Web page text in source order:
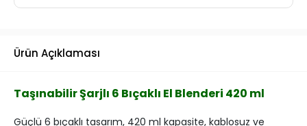
Ürün Açıklaması
Taşınabilir Şarjlı 6 Bıçaklı El Blenderi 420 ml
Güçlü 6 bıçaklı tasarım, 420 ml kapasite, kablosuz ve